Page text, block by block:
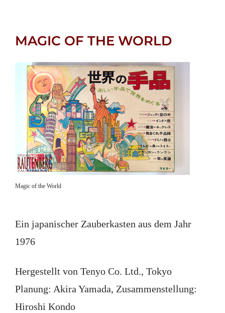
MAGIC OF THE WORLD
Magic of the World
Ein japanischer Zauberkasten aus dem Jahr
1976
Hergestellt von Tenyo Co. Ltd., Tokyo
Planung: Akira Yamada, Zusammenstellung:
Hiroshi Kondo